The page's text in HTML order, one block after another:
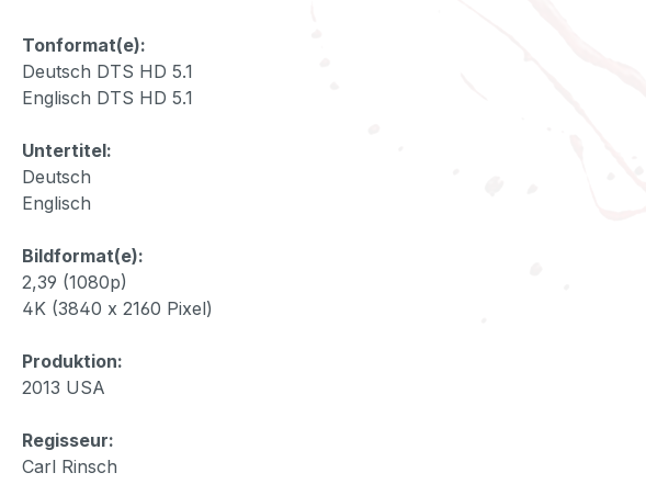
Tonformat(e):
Deutsch DTS HD 5.1
Englisch DTS HD 5.1
Untertitel:
Deutsch
Englisch
Bildformat(e):
2,39 (1080p)
4K (3840 x 2160 Pixel)
Produktion:
2013 USA
Regisseur:
Carl Rinsch